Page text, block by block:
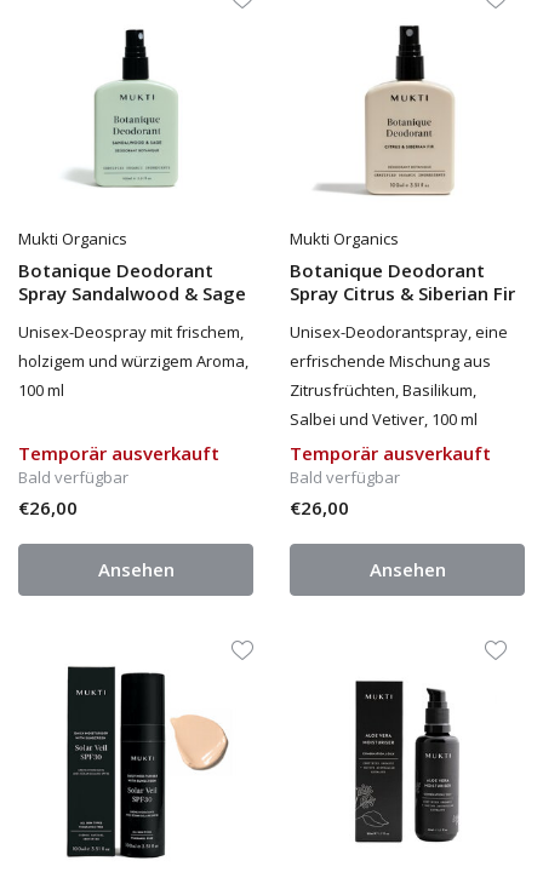
Mukti Organics
Botanique Deodorant
Spray Sandalwood & Sage
Unisex-Deospray mit frischem,
holzigem und würzigem Aroma,
100 ml
Temporär ausverkauft
Bald verfügbar
€26,00
Ansehen
Mukti Organics
Botanique Deodorant
Spray Citrus & Siberian Fir
Unisex-Deodorantspray, eine
erfrischende Mischung aus
Zitrusfrüchten, Basilikum,
Salbei und Vetiver, 100 ml
Temporär ausverkauft
Bald verfügbar
€26,00
Ansehen